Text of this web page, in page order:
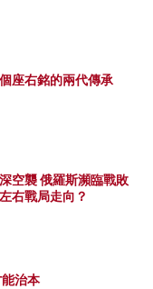
座右銘的兩代傳承
空襲 俄羅斯瀕臨戰敗
右戰局走向？
治本